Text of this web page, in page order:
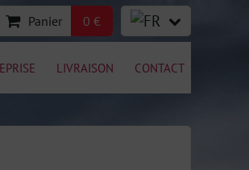
Panier 0 €
LIVRAISON CONTACT